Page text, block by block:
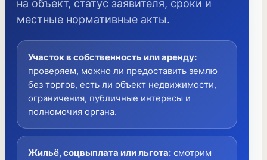
на объект, статус заявителя, сроки и
местные нормативные акты.
Участок в собственность или аренду:
проверяем, можно ли предоставить землю
без торгов, есть ли объект недвижимости,
ограничения, публичные интересы и
полномочия органа.
Жильё, соцвыплата или льгота: смотрим